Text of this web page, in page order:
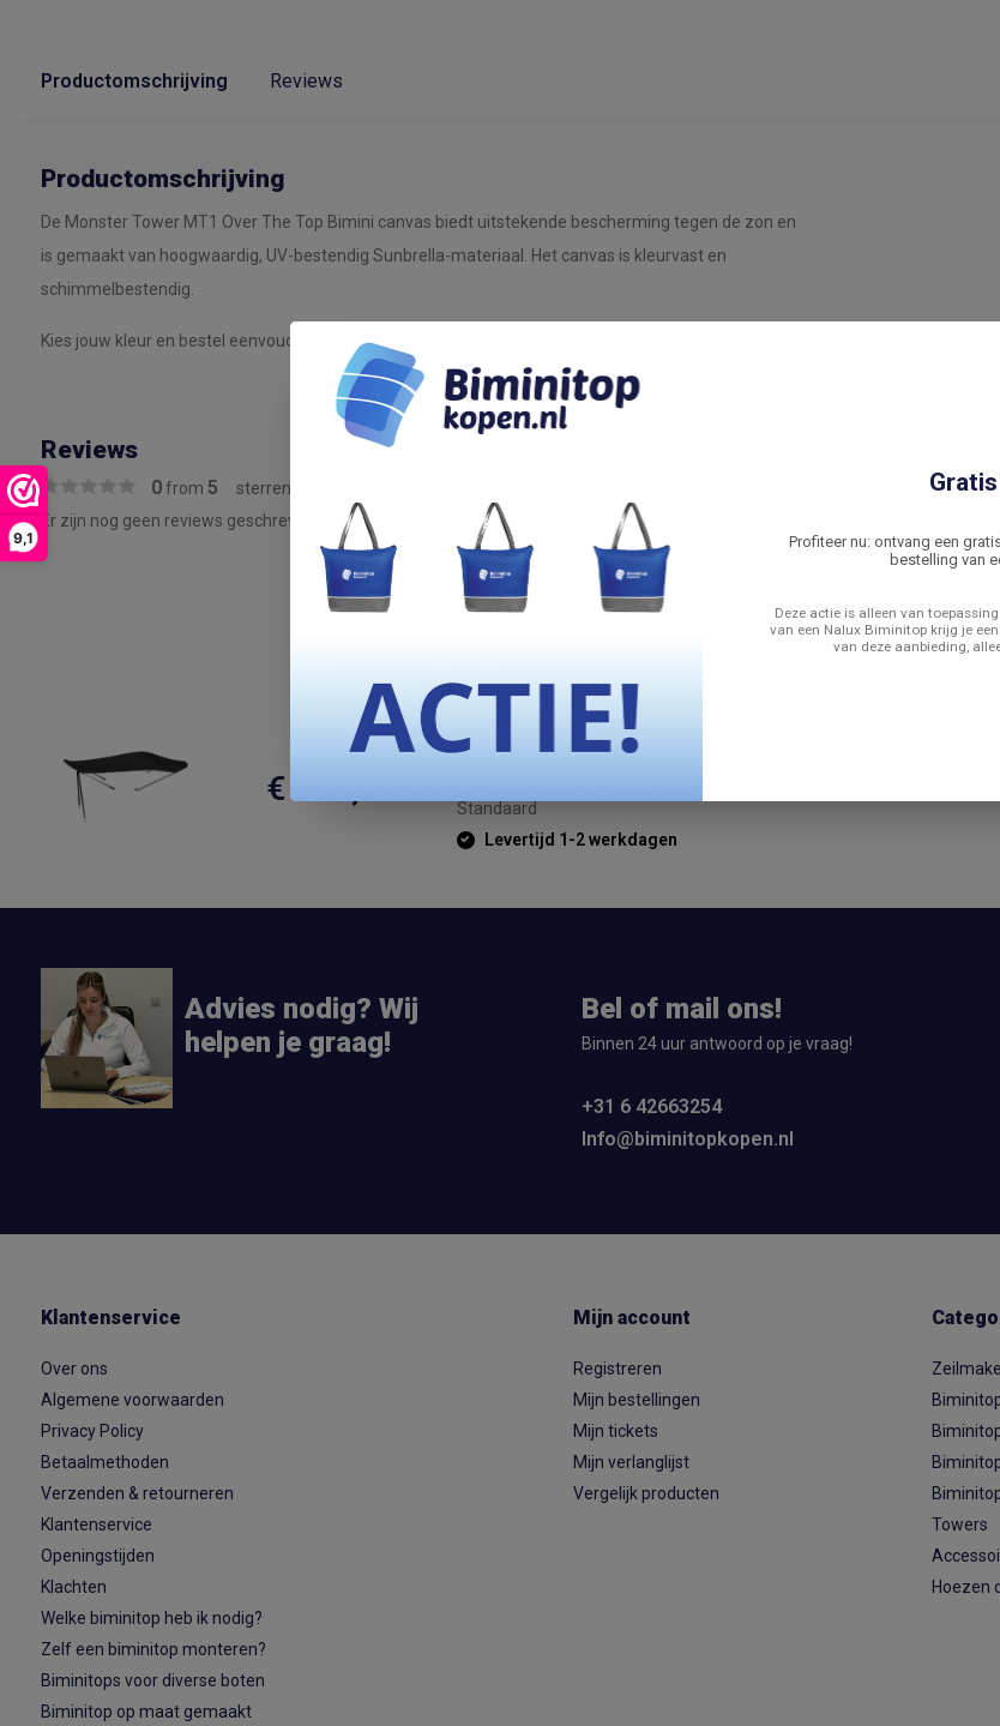
9,1
Productomschrijving Reviews
Productomschrijving
De Monster Tower MT1 Over The Top Bimini canvas biedt uitstekende bescherming tegen de zon en
is gemaakt van hoogwaardig, UV-bestendig Sunbrella-materiaal. Het canvas is kleurvast en
schimmelbestendig.
Kies jouw kleur en bestel eenvoudig!
Reviews
0from 5 sterren
Er zijn nog geen reviews geschreven over dit product..
€ 479,99
Monster Tower MT1 Over The Top Bimini
Standaard
Levertijd 1-2 werkdagen
Advies nodig? Wij
helpen je graag!
Bel of mail ons!
Binnen 24 uur antwoord op je vraag!
+31 6 42663254
Info@biminitopkopen.nl
Klantenservice
Over ons
Algemene voorwaarden
Privacy Policy
Betaalmethoden
Verzenden & retourneren
Klantenservice
Openingstijden
Klachten
Welke biminitop heb ik nodig?
Zelf een biminitop monteren?
Biminitops voor diverse boten
Biminitop op maat gemaakt
Mijn account
Registreren
Mijn bestellingen
Mijn tickets
Mijn verlanglijst
Vergelijk producten
Biminitop
Towers
Hoezen
Profiteer nu: ontvang een
bestelling van
Deze actie is alleen van
van een Nalux Biminitop krijg je
van deze aanbieding,